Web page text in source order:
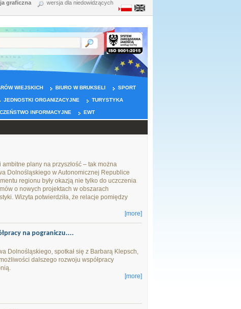
graficzna wersja dla niedowidzących
WIEJSKICH BIURO W BRUKSELI SPORT
JEDNOSTKI ORGANIZACYJNE TURYSTYKA
INFORMACYJNE EWT
plany na przyszłość – tak można
Dolnośląskiego w Autonomicznej Republice
regionu były okazją nie tylko do uczczenia
o nowych projektach w obszarach
Wizyta potwierdziła, że relacje pomiędzy
[more]
na pograniczu....
Dolnośląskiego, spotkał się z Barbarą Klepsch,
dalszego rozwoju współpracy
[more]